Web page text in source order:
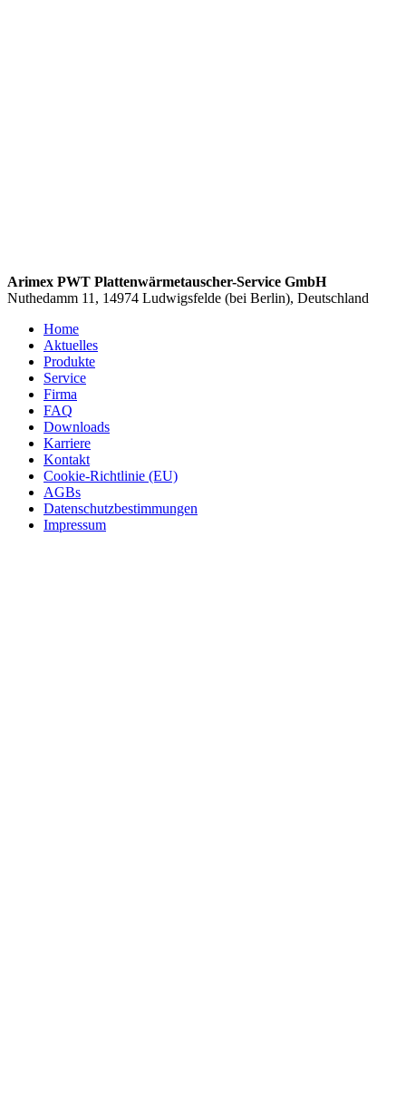
Arimex PWT Plattenwärmetauscher-Service GmbH
Nuthedamm 11, 14974 Ludwigsfelde (bei Berlin), Deutschland
Home
Aktuelles
Produkte
Service
Firma
FAQ
Downloads
Karriere
Kontakt
Cookie-Richtlinie (EU)
AGBs
Datenschutzbestimmungen
Impressum